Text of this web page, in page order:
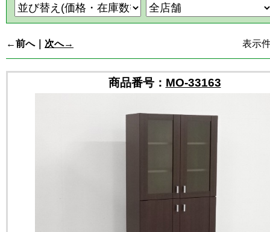
←前へ｜ 次へ→ 表示
商品番号： MO-33163